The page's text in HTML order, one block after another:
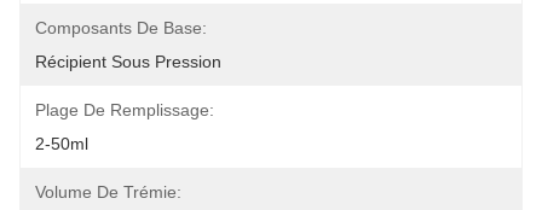
Composants De Base:
Récipient Sous Pression
Plage De Remplissage:
2-50ml
Volume De Trémie: